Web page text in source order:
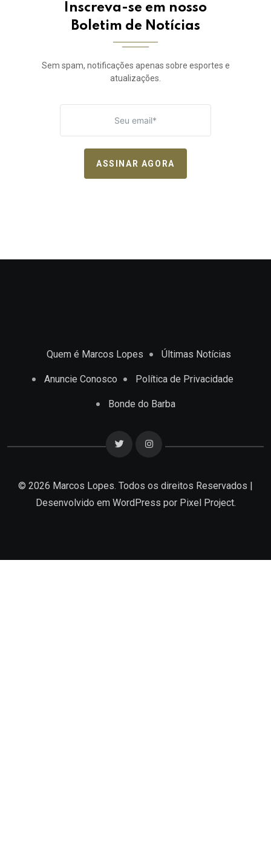
Inscreva-se em nosso
Boletim de Notícias
Sem spam, notificações apenas sobre esportes e
atualizações.
ASSINAR AGORA
Quem é Marcos Lopes Últimas Notícias
Anuncie Conosco Política de Privacidade
Bonde do Barba
© 2026 Marcos Lopes. Todos os direitos Reservados |
Desenvolvido em WordPress por Pixel Project.